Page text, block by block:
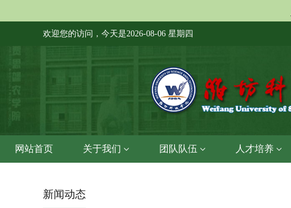
欢迎您的访问，今天是2026-08-06 星期四
网站首页 关于我们 团队队伍 人才培养
新闻动态